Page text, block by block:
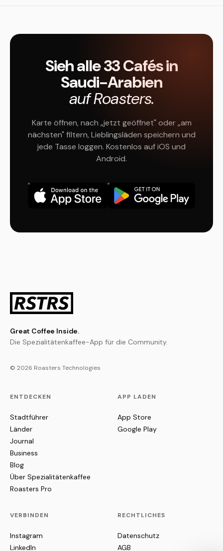
Sieh alle 33 Cafés in
Saudi-Arabien
auf Roasters.
Karte öffnen, nach „jetzt geöffnet" oder „am
nächsten" filtern, Lieblingsläden speichern und
jede Tasse loggen. Kostenlos auf iOS und
Android.
Great Coffee Inside.
Die Spezialitätenkaffee-App für die Community.
© 2026 Roasters Technologies
ENTDECKEN
Stadtführer
Länder
Journal
Business
Blog
Über Spezialitätenkaffee
Roasters Pro
APP LADEN
App Store
Google Play
VERBINDEN
Instagram
LinkedIn
RECHTLICHES
Datenschutz
AGB